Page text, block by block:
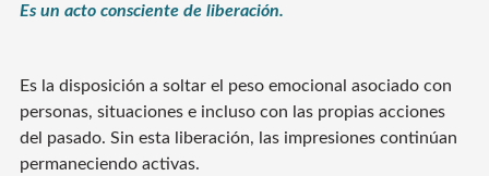
Es un acto consciente de liberación.
Es la disposición a soltar el peso emocional asociado con
personas, situaciones e incluso con las propias acciones
del pasado. Sin esta liberación, las impresiones continúan
permaneciendo activas.